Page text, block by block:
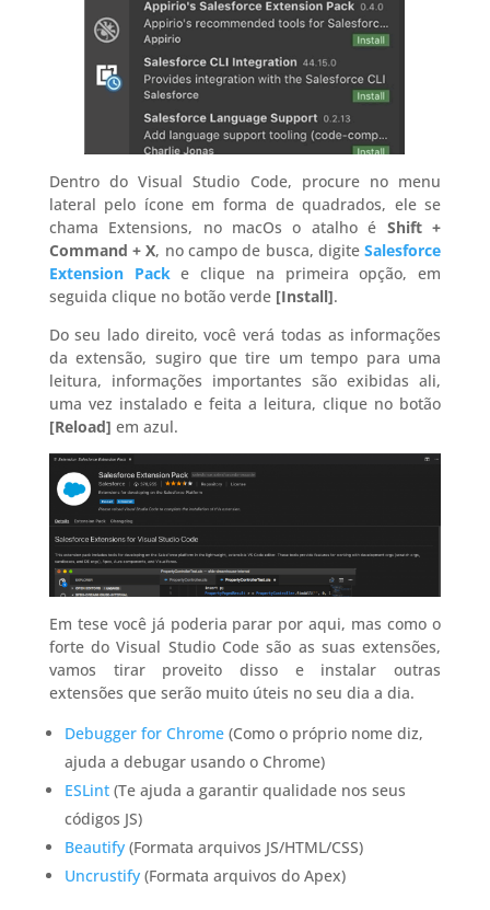
Dentro do Visual Studio Code, procure no menu
lateral pelo ícone em forma de quadrados, ele se
chama Extensions, no macOs o atalho é Shift +
Command + X, no campo de busca, digiteSalesforce
Extension Packe clique na primeira opção, em
seguida clique no botão verde [Install].
Do seu lado direito, você verá todas as informações
da extensão, sugiro que tire um tempo para uma
leitura, informações importantes são exibidas ali,
uma vez instalado e feita a leitura, clique no botão
[Reload] em azul.
Em tese você já poderia parar por aqui, mas como o
forte do Visual Studio Code são as suas extensões,
vamos tirar proveito disso e instalar outras
extensões que serão muito úteis no seu dia a dia.
Debugger for Chrome(Como o próprio nome diz,
ajuda a debugar usando o Chrome)
ESLint(Te ajuda a garantir qualidade nos seus
códigos JS)
Beautify(Formata arquivos JS/HTML/CSS)
Uncrustify(Formata arquivos do Apex)